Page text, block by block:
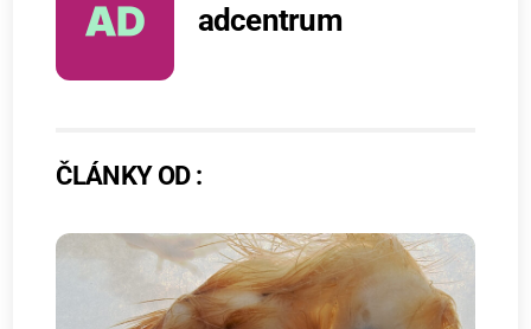
adcentrum
ČLÁNKY OD :